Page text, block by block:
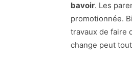
bavoir. Les
promotionnée.
travaux de faire
change peut